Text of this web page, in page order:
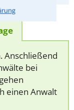
Anschließend
bei
einen Anwalt